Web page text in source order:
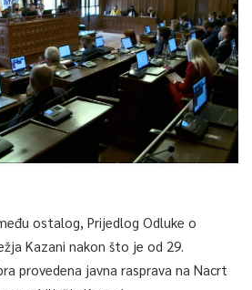
ostalog, Prijedlog Odluke o
Kazani nakon što je od 29.
provedena javna rasprava na Nacrt